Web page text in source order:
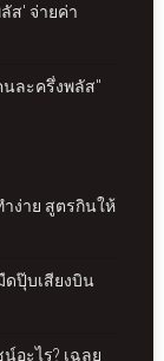
ส' จ่ายค่า
นละครึ่งพลัส"
ง่าย สูตรกินให้
ดปุ๊บเสียงบิน
อะไร? เฉลย